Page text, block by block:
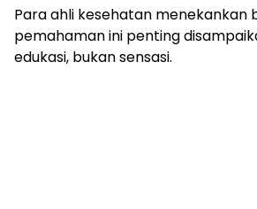
Para ahli kesehatan menekankan
pemahaman ini penting
edukasi, bukan sensasi.